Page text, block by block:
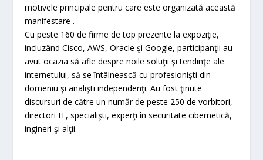
motivele principale pentru care este organizată această
manifestare .
Cu peste 160 de firme de top prezente la expoziţie,
incluzând Cisco, AWS, Oracle şi Google, participanţii au
avut ocazia să afle despre noile soluţii şi tendinţe ale
internetului, să se întâlnească cu profesionişti din
domeniu şi analişti independenţi. Au fost ţinute
discursuri de către un număr de peste 250 de vorbitori,
directori IT, specialişti, experţi în securitate cibernetică,
ingineri şi alţii.